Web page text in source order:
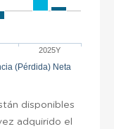
2025Y
(Pérdida) Neta
disponibles
adquirido el